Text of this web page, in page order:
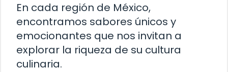
En cada región de México,
encontramos sabores únicos y
emocionantes que nos invitan a
explorar la riqueza de su cultura
culinaria.